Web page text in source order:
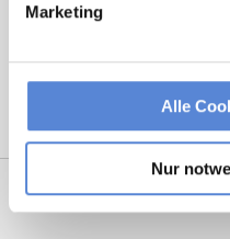
Marketing
Alle
Nur
markierte Felder sind
Ablauf der